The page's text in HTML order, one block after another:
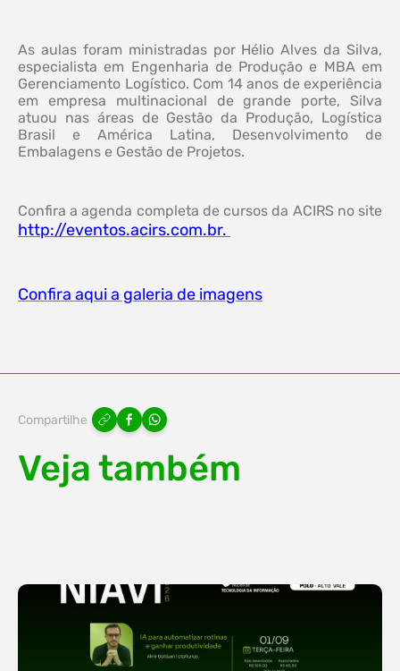
As aulas foram ministradas por Hélio Alves da Silva,
especialista em Engenharia de Produção e MBA em
Gerenciamento Logístico. Com 14 anos de experiência
em empresa multinacional de grande porte, Silva
atuou nas áreas de Gestão da Produção, Logística
Brasil e América Latina, Desenvolvimento de
Embalagens e Gestão de Projetos.
Confira a agenda completa de cursos da ACIRS no site
http://eventos.acirs.com.br.
Confira aqui a galeria de imagens
Compartilhe
Veja também